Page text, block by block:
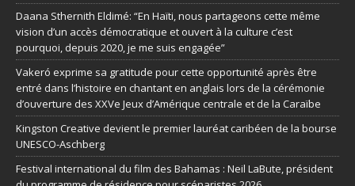
Daana Sthernith Eldimé: “En Haïti, nous partageons cette même
vision d’un accès démocratique et ouvert à la culture c’est
pourquoi, depuis 2020, je me suis engagée”
Vakeró exprime sa gratitude pour cette opportunité après être
entré dans l’histoire en chantant en anglais lors de la cérémonie
d’ouverture des XXVe Jeux d’Amérique centrale et de la Caraïbe
Kingston Creative devient le premier lauréat caribéen de la bourse
UNESCO-Aschberg
Festival international du film des Bahamas : Neil LaBute, président